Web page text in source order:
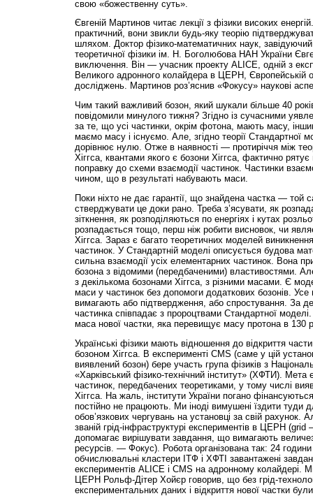
свою «божественну суть».
Євгеній Мартинов читає лекції з фізики високих
практичний, вони звикли будь-яку теорію
шляхом. Доктор фізико-математичних наук, завідуючий
теоретичної фізики ім. Н. Боголюбова НАН України
виключення. Він — учасник проекту ALICE, одній з
Великого адронного колайдера в ЦЕРН, Європейській
досліджень. Мартинов роз’яснив «Фокусу» наукові
Чим такий важливий бозон, який шукали більше 40 років
повідомили минулого тижня? Згідно із сучасними
за те, що усі частинки, окрім фотона, мають масу,
маємо масу і існуємо. Але, згідно теорії Стандартної
дорівнює нулю. Отже в наявності — протиріччя між
Хіггса, квантами якого є бозони Хіггса, фактично
поправку до схеми взаємодії частинок. Частинки
чином, що в результаті набувають маси.
Поки ніхто не дає гарантії, що знайдена частка — той
стверджувати це доки рано. Треба з’ясувати, як
зіткнення, як розподіляються по енергіях і кутах
розпадається тощо, перш ніж робити висновок, чи
Хіггса. Зараз є багато теоретичних моделей
частинок. У Стандартній моделі описується будова
сильна взаємодії усіх елементарних частинок. Вона
бозона з відомими (передбаченими) властивостями.
з декількома бозонами Хіггса, з різними масами. Є
маси у частинок без допомоги додаткових бозонів. Усе
вимагають або підтвердження, або спростування. За
частинка спів­падає з пророцтвами Стандартної
маса нової частки, яка перевищує масу протона в 130
Українські фізики мають відношення до відкриття
бозоном Хіггса. В експерименті CMS (саме у цій
виявлений бозон) бере участь група фізиків з
«Харківський фізико-технічний інститут» (ХФТИ).
частинок, передбачених теоретиками, у тому числі
Хіггса. На жаль, інститути України погано
постійно не працюють. Ми іноді вимушені їздити туди
обов’язкових чергувань на установці за свій рахунок.
званій грід-інфраструктурі експериментів в ЦЕРН
допомагає вирішувати завдання, що вимагають
ресурсів. — Фокус). Робота організована так: 24
обчислювальні кластери ІТФ і ХФТІ завантажені
експериментів ALICE і CMS на адронному колайдері.
ЦЕРН Рольф-Дітер Хойєр говорив, що без грід-
експериментальних даних і від­криття нової частки